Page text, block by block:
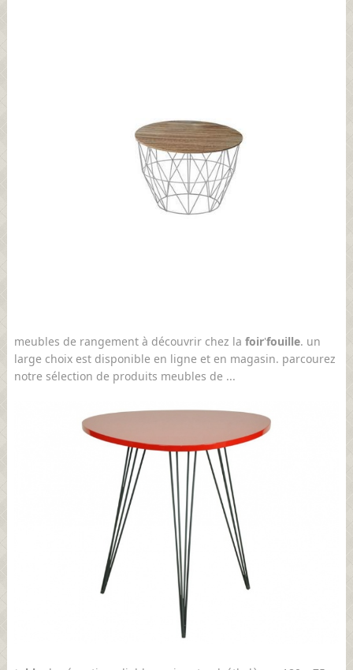
meubles de rangement à découvrir chez la foir'fouille. un
large choix est disponible en ligne et en magasin. parcourez
notre sélection de produits meubles de ...